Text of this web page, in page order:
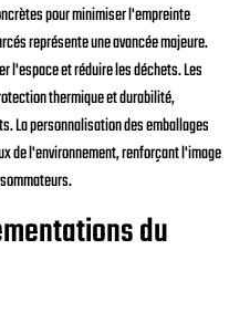
pour minimiser l'empreinte
représente une avancée majeure.
l'espace et réduire les déchets. Les
thermique et durabilité,
La personnalisation des emballages
de l'environnement, renforçant l'image
du